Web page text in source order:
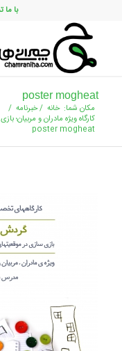
با ما
poster mogheat
مکان شما: خانه /خبرنامه /
کارگاه ویژه مادران و مربیان؛
poster mogheat